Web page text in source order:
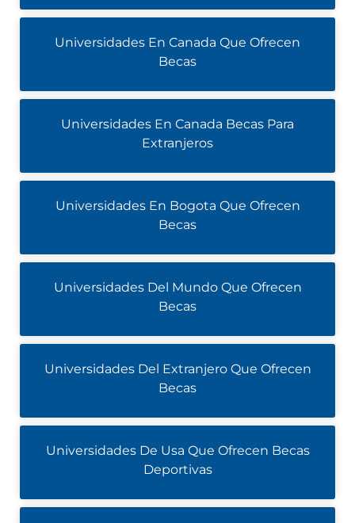
Universidades En Canada Que Ofrecen
Becas
Universidades En Canada Becas Para
Extranjeros
Universidades En Bogota Que Ofrecen
Becas
Universidades Del Mundo Que Ofrecen
Becas
Universidades Del Extranjero Que Ofrecen
Becas
Universidades De Usa Que Ofrecen Becas
Deportivas